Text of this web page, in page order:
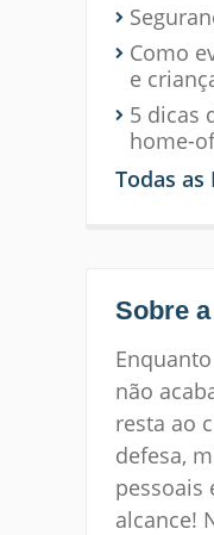
Como
e
5 dicas
home-
Todas as
Sobre
não
resta ao
defesa,
pessoais
alcance!